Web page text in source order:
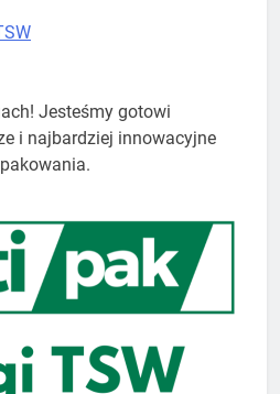
Jesteśmy gotowi
i najbardziej innowacyjne